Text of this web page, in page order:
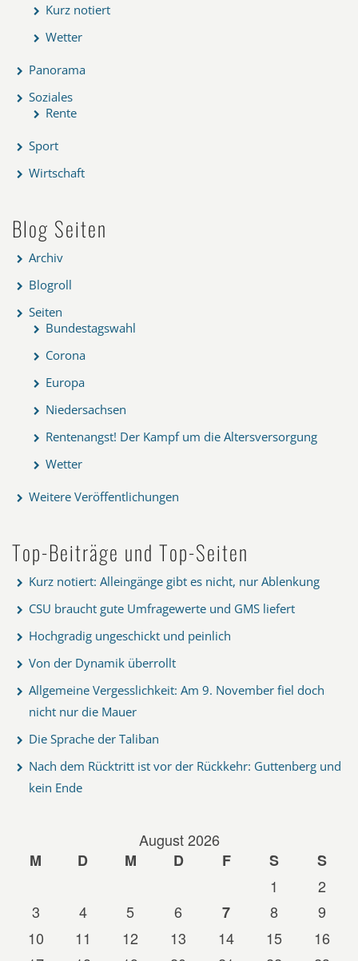
Kurz notiert
Wetter
Panorama
Soziales
Rente
Sport
Wirtschaft
Blog Seiten
Archiv
Blogroll
Seiten
Bundestagswahl
Corona
Europa
Niedersachsen
Rentenangst! Der Kampf um die Altersversorgung
Wetter
Weitere Veröffentlichungen
Top-Beiträge und Top-Seiten
Kurz notiert: Alleingänge gibt es nicht, nur Ablenkung
CSU braucht gute Umfragewerte und GMS liefert
Hochgradig ungeschickt und peinlich
Von der Dynamik überrollt
Allgemeine Vergesslichkeit: Am 9. November fiel doch
nicht nur die Mauer
Die Sprache der Taliban
Nach dem Rücktritt ist vor der Rückkehr: Guttenberg und
kein Ende
August 2026
M
D M D F S
S
1
2
3
4 5 6 7 8
9
10
11 12 13 14 15
16